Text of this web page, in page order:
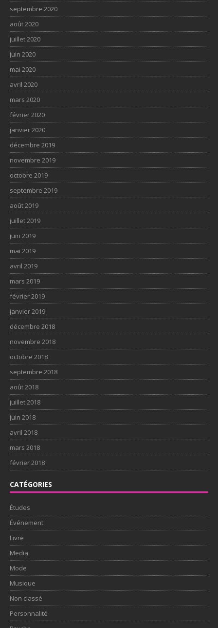
septembre 2020
août 2020
juillet 2020
juin 2020
mai 2020
avril 2020
mars 2020
février 2020
janvier 2020
décembre 2019
novembre 2019
octobre 2019
septembre 2019
août 2019
juillet 2019
juin 2019
mai 2019
avril 2019
mars 2019
février 2019
janvier 2019
décembre 2018
novembre 2018
octobre 2018
septembre 2018
août 2018
juillet 2018
juin 2018
avril 2018
mars 2018
février 2018
CATÉGORIES
Études
Événement
Livre
Media
Mode
Musique
Non classé
Personnalité